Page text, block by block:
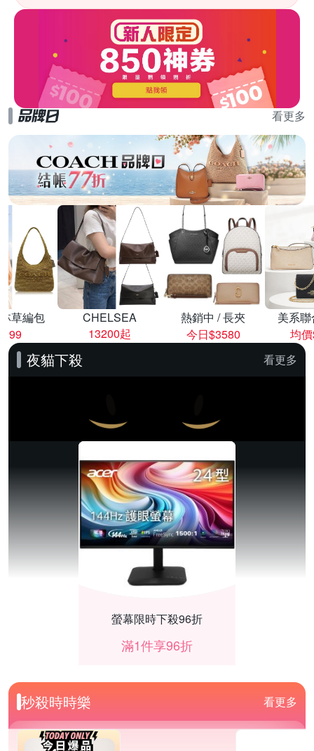
看更多
草編包
CHELSEA
13200起
熱銷中 / 長夾
今日$3580
美系
均
夜貓下殺 看更多
螢幕限時下殺96折
滿1件享96折
秒殺時時樂 看更多